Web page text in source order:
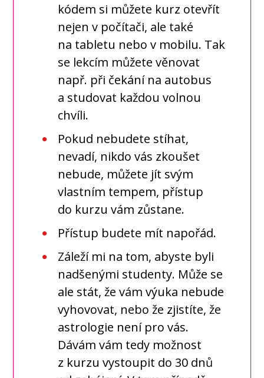
kódem si můžete kurz otevřít
nejen v počítači, ale také
na tabletu nebo v mobilu. Tak
se lekcím můžete věnovat
např. při čekání na autobus
a studovat každou volnou
chvíli.
Pokud nebudete stíhat,
nevadí, nikdo vás zkoušet
nebude, můžete jít svým
vlastním tempem, přístup
do kurzu vám zůstane.
Přístup budete mít napořád.
Záleží mi na tom, abyste byli
nadšenými studenty. Může se
ale stát, že vám výuka nebude
vyhovovat, nebo že zjistíte, že
astrologie není pro vás.
Dávám vám tedy možnost
z kurzu vystoupit do 30 dnů